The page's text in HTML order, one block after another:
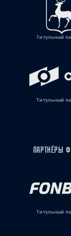
Титульный
Титульный
ПАРТНЁРЫ
Титульный